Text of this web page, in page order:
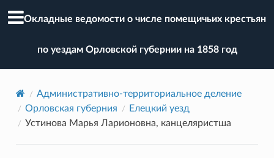
Окладные ведомости о числе помещичьих крестьян
по уездам Орловской губернии на 1858 год
Административно-территориальное деление
Орловская губерния
Елецкий уезд
Устинова Марья Ларионовна, канцеляристша